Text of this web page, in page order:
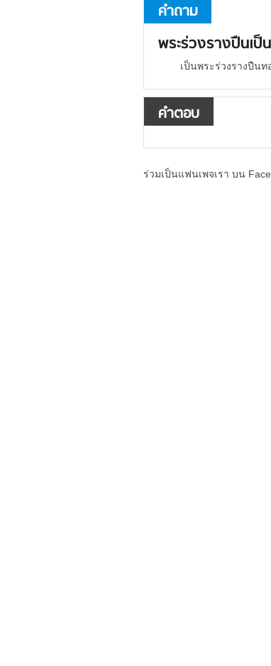
คำถาม
พระร่วงรางปืนเป็
เป็นพระร่วงรางปืน
คำตอบ
ร่วมเป็นแฟนเพจเรา บน